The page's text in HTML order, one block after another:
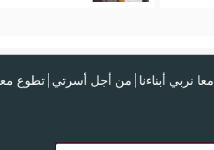
معا نربي أبناءنا من أجل أسرتي تطوع